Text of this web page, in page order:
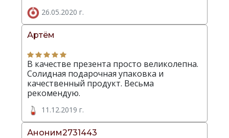
26.05.2020 г.
Артём
В качестве презента просто великолепна.
Солидная подарочная упаковка и
качественный продукт. Весьма
рекомендую.
11.12.2019 г.
Аноним2731443